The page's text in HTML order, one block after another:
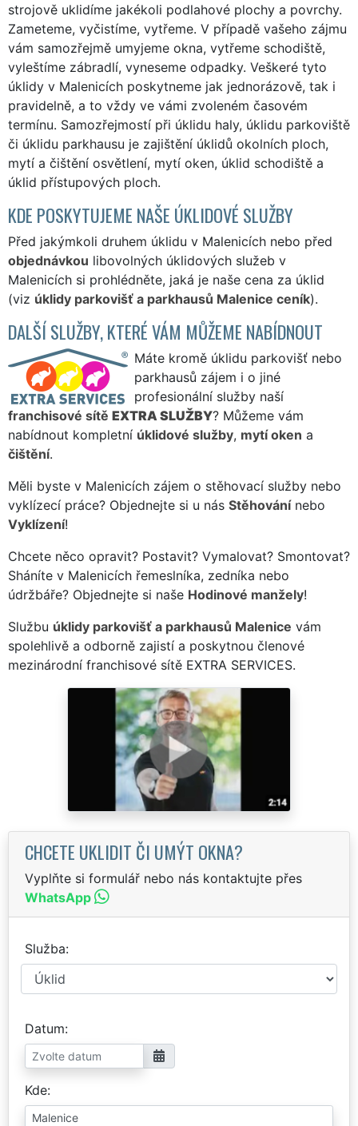
strojově uklidíme jakékoli podlahové plochy a povrchy.
Zameteme, vyčistíme, vytřeme. V případě vašeho zájmu
vám samozřejmě umyjeme okna, vytřeme schodiště,
vyleštíme zábradlí, vyneseme odpadky. Veškeré tyto
úklidy v Malenicích poskytneme jak jednorázově, tak i
pravidelně, a to vždy ve vámi zvoleném časovém
termínu. Samozřejmostí při úklidu haly, úklidu parkoviště
či úklidu parkhausu je zajištění úklidů okolních ploch,
mytí a čištění osvětlení, mytí oken, úklid schodiště a
úklid přístupových ploch.
KDE POSKYTUJEME NAŠE ÚKLIDOVÉ SLUŽBY
Před jakýmkoli druhem úklidu v Malenicích nebo před
objednávkou libovolných úklidových služeb v
Malenicích si prohlédněte, jaká je naše cena za úklid
(viz úklidy parkovišť a parkhausů Malenice ceník).
DALŠÍ SLUŽBY, KTERÉ VÁM MŮŽEME NABÍDNOUT
Máte kromě úklidu parkovišť nebo
parkhausů zájem i o jiné
profesionální služby naší
franchisové sítě EXTRA SLUŽBY? Můžeme vám
nabídnout kompletní úklidové služby, mytí oken a
čištění.
Měli byste v Malenicích zájem o stěhovací služby nebo
vyklízecí práce? Objednejte si u nás Stěhovánínebo
Vyklízení!
Chcete něco opravit? Postavit? Vymalovat? Smontovat?
Sháníte v Malenicích řemeslníka, zedníka nebo
údržbáře? Objednejte si naše Hodinové manžely!
Službu úklidy parkovišť a parkhausů Malenice vám
spolehlivě a odborně zajistí a poskytnou členové
mezinárodní franchisové sítě EXTRA SERVICES.
CHCETE UKLIDIT ČI UMÝT OKNA?
Vyplňte si formulář nebo nás kontaktujte přes
WhatsApp
Služba
Datum
Kde